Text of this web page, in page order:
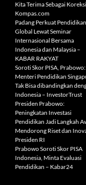
Kita Terima Sebagai
Kompas.com
Padang Perkuat Pendidikan
Global Lewat Seminar
Internasional Bersama
Indonesia dan Malaysia –
KABAR RAKYAT
Soroti Skor PISA, Prabowo:
Menteri Pendidikan
Tak Bisa dibandingkan
Indonesia – InvestorTrust
Presiden Prabowo:
Peningkatan Investasi
Pendidikan Jadi Langkah
Mendorong Riset dan
Presiden RI
Prabowo Soroti Skor PISA
Indonesia, Minta Evaluasi
Pendidikan – Kabar24